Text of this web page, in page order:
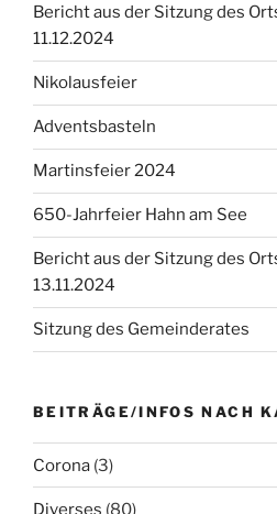
Bericht aus der Sitzung des
11.12.2024
Nikolausfeier
Adventsbasteln
Martinsfeier 2024
650-Jahrfeier Hahn am See
Bericht aus der Sitzung des
13.11.2024
Sitzung des Gemeinderates
BEITRÄGE/INFOS NACH
Corona (3)
Diverses (80)